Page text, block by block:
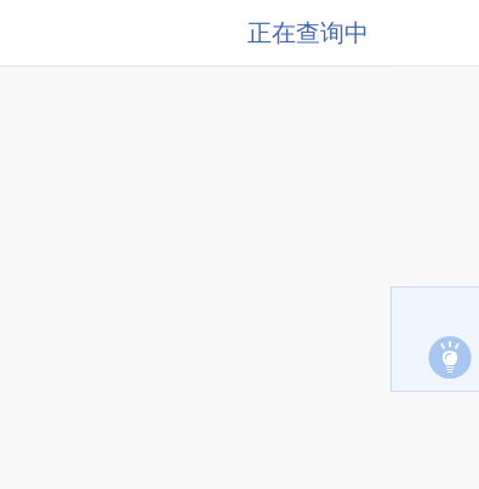
正在查询中